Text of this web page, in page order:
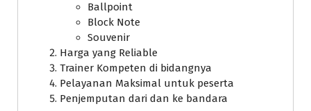
Ballpoint
Block Note
Souvenir
Harga yang Reliable
Trainer Kompeten di bidangnya
Pelayanan Maksimal untuk peserta
Penjemputan dari dan ke bandara